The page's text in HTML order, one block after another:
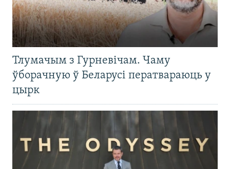
Тлумачым з Гурневічам. Чаму
ўборачную ў Беларусі ператвараюць у
цырк